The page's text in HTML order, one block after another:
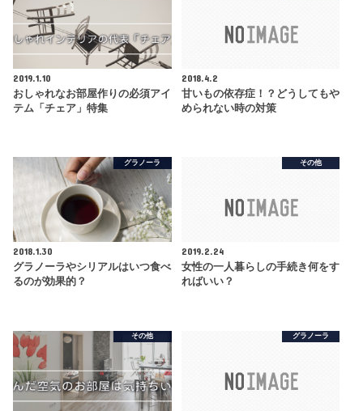
2019.1.10
おしゃれなお部屋作りの必須アイ
テム「チェア」特集
2018.4.2
甘いもの依存症！？どうしてもや
められない時の対策
グラノーラ
2018.1.30
グラノーラやシリアルはいつ食べ
るのが効果的？
その他
2019.2.24
女性の一人暮らしの手続き何をす
ればいい？
その他 グラノーラ